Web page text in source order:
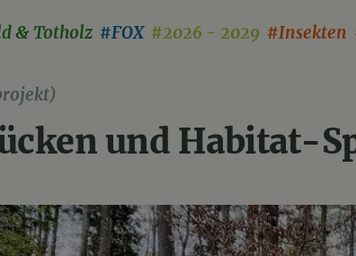
& Totholz #FOX #2026 - 2029 #Insekten
und Habitat-